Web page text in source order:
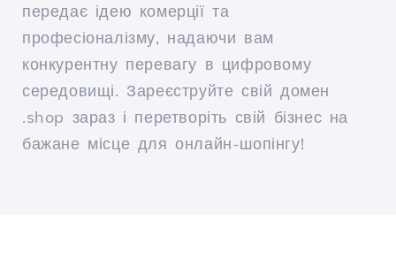
передає ідею комерції та
професіоналізму, надаючи вам
конкурентну перевагу в цифровому
середовищі. Зареєструйте свій домен
.shop зараз і перетворіть свій бізнес на
бажане місце для онлайн-шопінгу!